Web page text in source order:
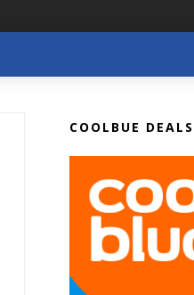
COOLBUE DEALS